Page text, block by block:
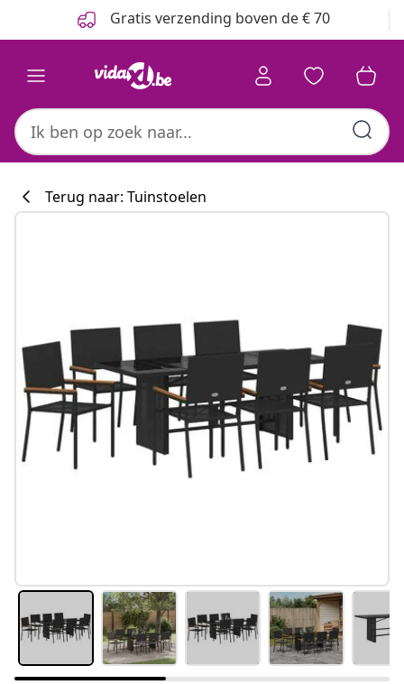
Gratis verzending boven de € 70
Terug naar: Tuinstoelen